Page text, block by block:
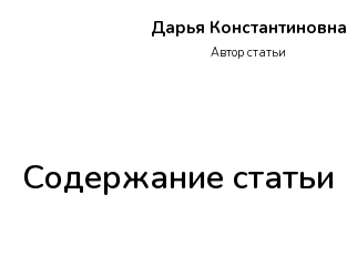
Дарья Константиновна
Автор статьи
Содержание статьи